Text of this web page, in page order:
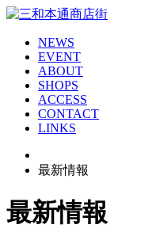
NEWS
EVENT
ABOUT
SHOPS
ACCESS
CONTACT
LINKS
最新情報
最新情報